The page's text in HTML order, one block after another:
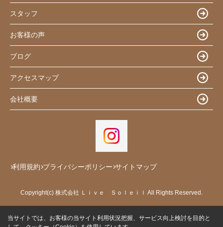
スタッフ
お客様の声
ブログ
アクセスマップ
会社概要
利用規約 プライバシーポリシー サイトマップ
Copyright(c) 株式会社 Ｌｉｖｅ Ｓｏｌｅｉｌ All Rights Reserved.
当サイトでは、お客様の当サイト利用状況把握、サービス向上検討を目的と